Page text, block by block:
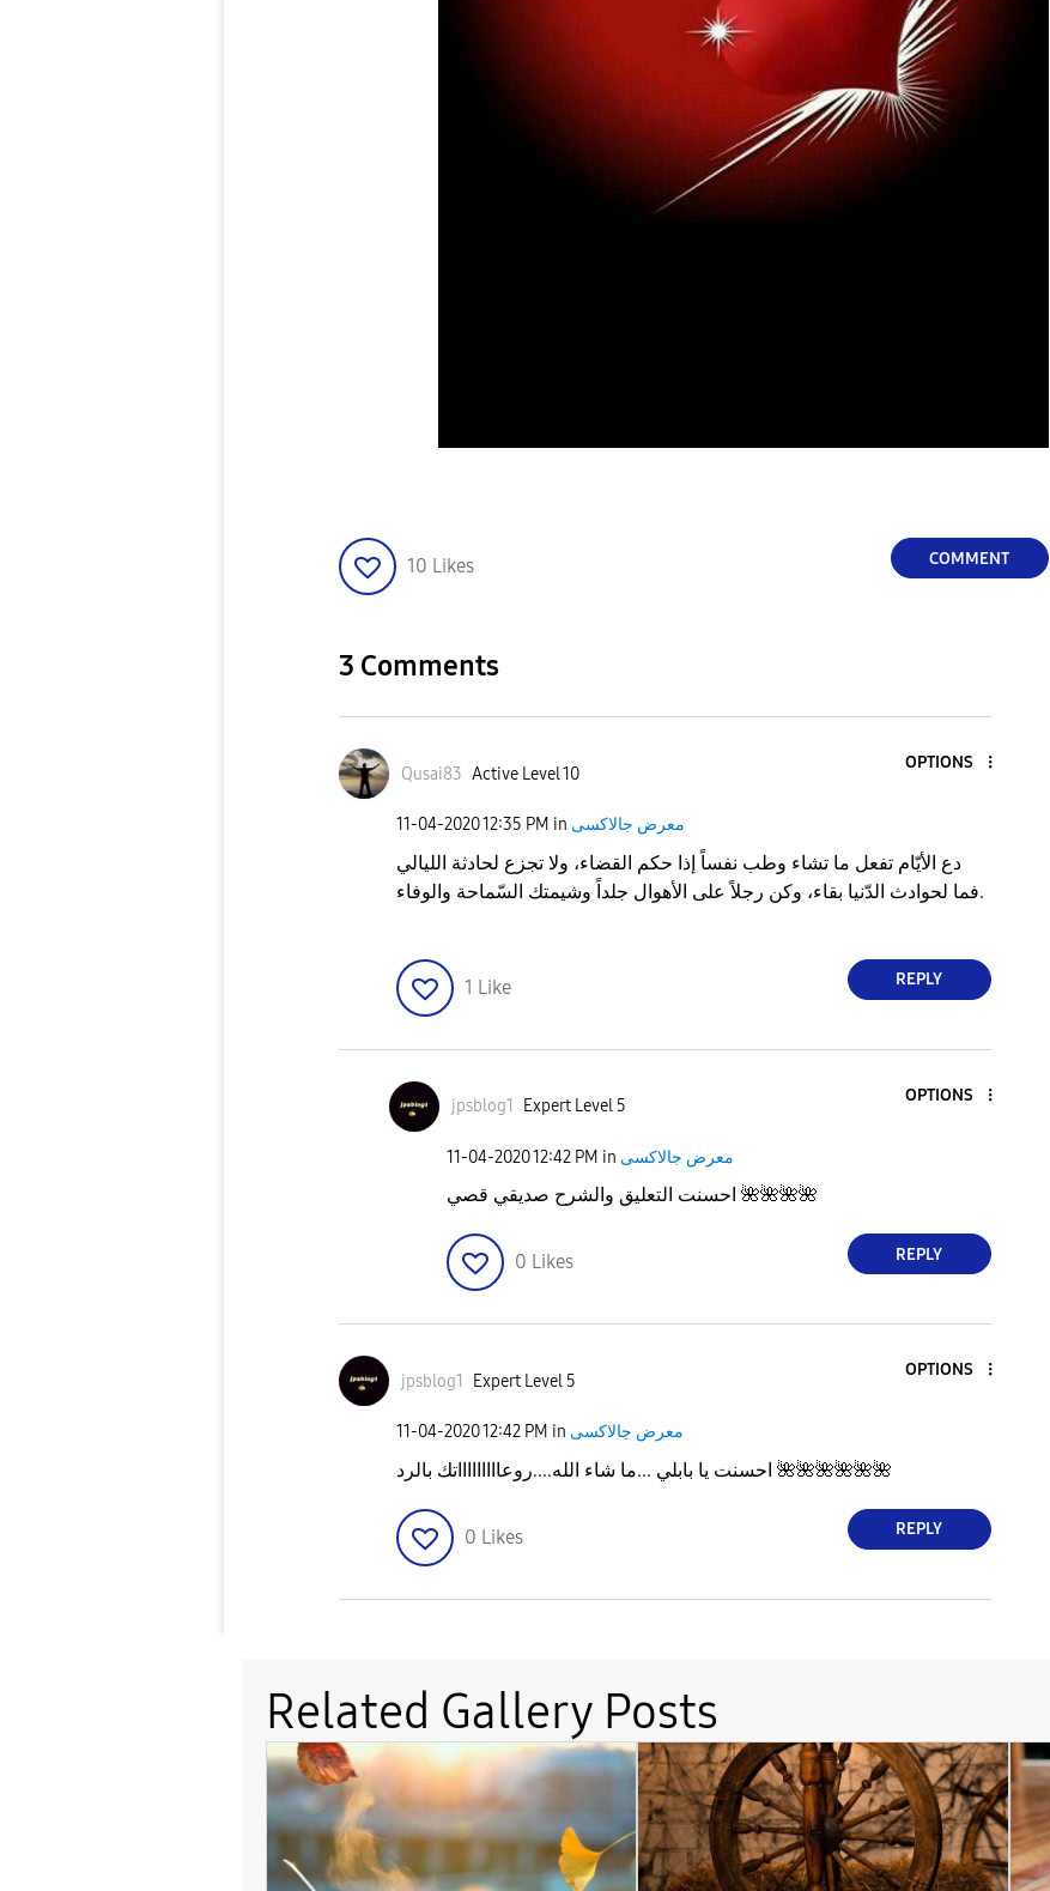
10 Likes COMMENT
3 Comments
Qusai83 Active Level 10
OPTIONS
‎11-04-202012:35 PM in معرض جالاكسى
دع الأيّام تفعل ما تشاء وطب نفساً إذا حكم القضاء، ولا تجزع لحادثة الليالي
فما لحوادث الدّنيا بقاء، وكن رجلاً على الأهوال جلداً وشيمتك السّماحة والوفاء.
1 Like REPLY
jpsblog1 Expert Level 5
OPTIONS
‎11-04-202012:42 PM in معرض جالاكسى
🌺🌺🌺🌺
0 Likes REPLY
jpsblog1 Expert Level 5
OPTIONS
‎11-04-202012:42 PM in معرض جالاكسى
🌺🌺🌺🌺🌺🌺
0 Likes REPLY
Related Gallery Posts